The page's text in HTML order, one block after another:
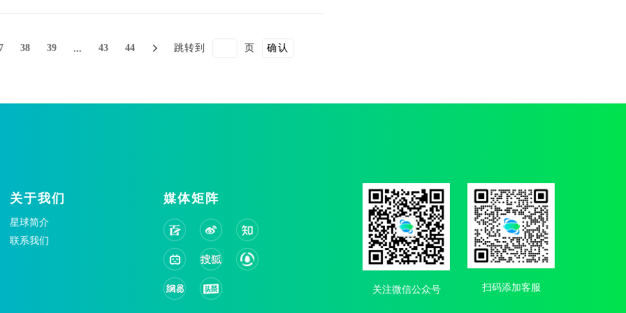
38 39 ... 43 44 跳转到 页 确认
关于我们
星球简介
联系我们
媒体矩阵
关注微信公众号 扫码添加客服